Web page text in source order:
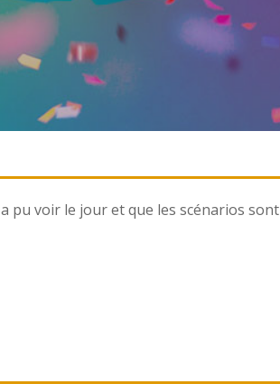
pu voir le jour et que les scénarios sont